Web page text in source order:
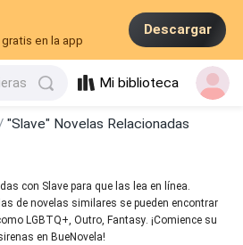
en la app
Descargar
Mi biblioteca
/"Slave" Novelas Relacionadas
con Slave para que las lea en línea.
de novelas similares se pueden encontrar
LGBTQ+, Outro, Fantasy. ¡Comience su
en BueNovela!